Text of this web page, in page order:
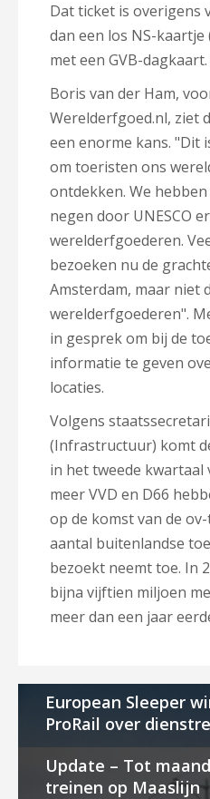
Dat ticket is overigens
dan een los NS-
met een GVB-dagkaart.
Boris van der Ham,
Werelderfgoed.nl, ziet
een enorme kans. "Dit
om toeristen ons
ontdekken. We
negen door UNESCO
werelderfgoederen.
bezoeken nu de
Amsterdam, maar niet
werelderfgoederen".
in gesprek om bij de
informatie te geven
locaties.
Volgens
(Infrastructuur) komt
in het tweede kwartaal
meer VVD en D66
op de komst van de
aantal buitenlandse
bezoekt neemt toe. In
bijna vijftien miljoen
meer dan een jaar
European Sleeper
ProRail over
Update – Tot
treinen op Maaslijn